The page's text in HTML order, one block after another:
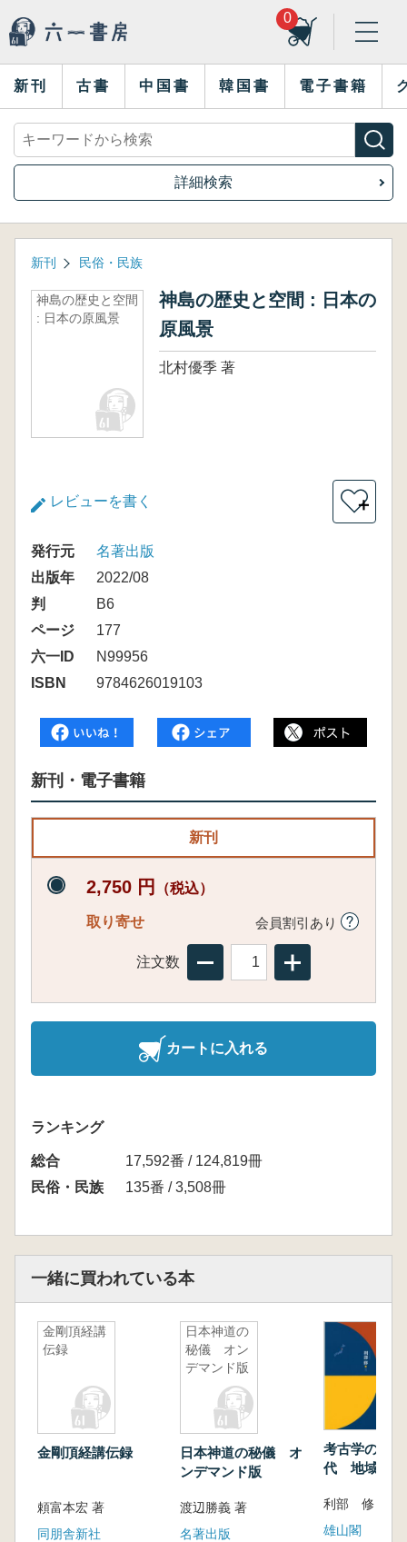
0
新刊 古書 中国書 韓国書 電子書籍
詳細検索
新刊 民俗・民族
神島の歴史と空間
: 日本の原風景
神島の歴史と空間 : 日本の
原風景
北村優季 著
レビューを書く ＋
発行元
名著出版
出版年
2022/08
判
B6
ページ
177
六一ID
N99956
ISBN
9784626019103
新刊・電子書籍
新刊
2,750 円 （税込）
取り寄せ 会員割引あり
注文数
カートに入れる
ランキング
総合
17,592番 / 124,819冊
民俗・民族
135番 / 3,508冊
一緒に買われている本
金剛頂経講
伝録
金剛頂経講伝録
頼富本宏 著
同朋舎新社
日本神道の
秘儀 オン
デマンド版
日本神道の秘儀 オ
ンデマンド版
渡辺勝義 著
名著出版
考古学の成
代 地域・列
利部 修 著
雄山閣